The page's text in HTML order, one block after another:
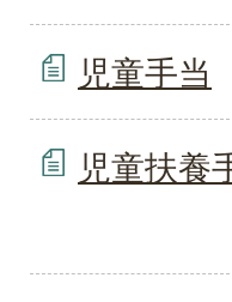
児童手当
児童扶養